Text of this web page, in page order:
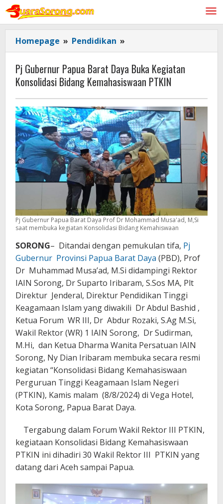
Lewati
konten
Homepage » Pendidikan »
Gubernur
Papua
Barat
Daya
Buka
Kegiatan
Konsolidasi
Bidang Kemahasiswaan
PTKIN
Pj Gubernur Papua Barat Daya Buka Kegiatan
Konsolidasi Bidang Kemahasiswaan PTKIN
Pj Gubernur Papua Barat Daya Prof Dr Mohammad Musa'ad, M,Si
saat membuka kegiatan Konsolidasi Bidang Kemahiswaan
SORONG– Ditandai dengan pemukulan tifa, Pj
Gubernur Provinsi Papua Barat Daya (PBD), Prof
Dr Muhammad Musa’ad, M.Si didampingi Rektor
IAIN Sorong, Dr Suparto Iribaram, S.Sos MA, Plt
Direktur Jenderal, Direktur Pendidikan Tinggi
Keagamaan Islam yang diwakili Dr Abdul Bashid ,
Ketua Forum WR III, Dr Abdur Rozaki, S.Ag M.Si,
Wakil Rektor (WR) 1 IAIN Sorong, Dr Sudirman,
M.Hi, dan Ketua Dharma Wanita Persatuan IAIN
Sorong, Ny Dian Iribaram membuka secara resmi
kegiatan “Konsolidasi Bidang Kemahasiswaan
Perguruan Tinggi Keagamaan Islam Negeri
(PTKIN), Kamis malam (8/8/2024) di Vega Hotel,
Kota Sorong, Papua Barat Daya.
Tergabung dalam Forum Wakil Rektor III PTKIN,
kegiataan Konsolidasi Bidang Kemahasiswaan
PTKIN ini dihadiri 30 Wakil Rektor III PTKIN yang
datang dari Aceh sampai Papua.